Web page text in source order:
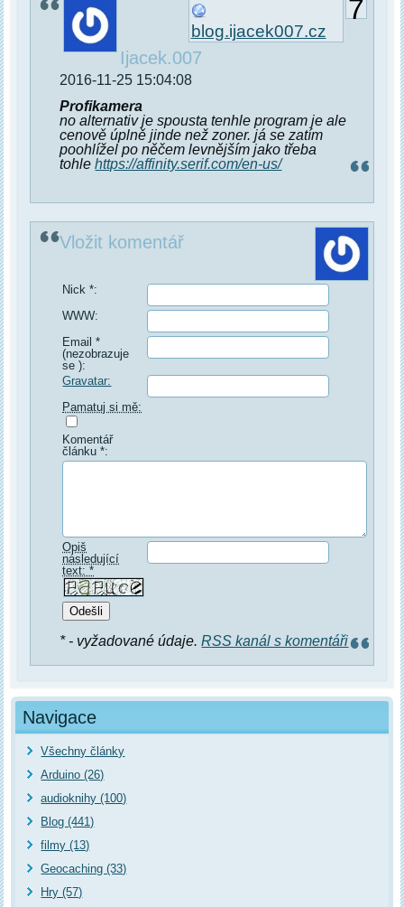
7
blog.ijacek007.cz
Ijacek.007
2016-11-25 15:04:08
Profikamera
no alternativ je spousta tenhle program je ale
cenově úplně jinde než zoner. já se zatím
poohlížel po něčem levnějším jako třeba
tohlehttps://affinity.serif.com/en-us/
Vložit komentář
Nick *:
WWW:
Email *
(nezobrazuje
se ):
Gravatar:
Pamatuj si mě:
Komentář
článku *:
Opiš
následující
text: *
* - vyžadované údaje.RSS kanál s komentáři
Navigace
Všechny články
Arduino (26)
audioknihy (100)
Blog (441)
filmy (13)
Geocaching (33)
Hry (57)